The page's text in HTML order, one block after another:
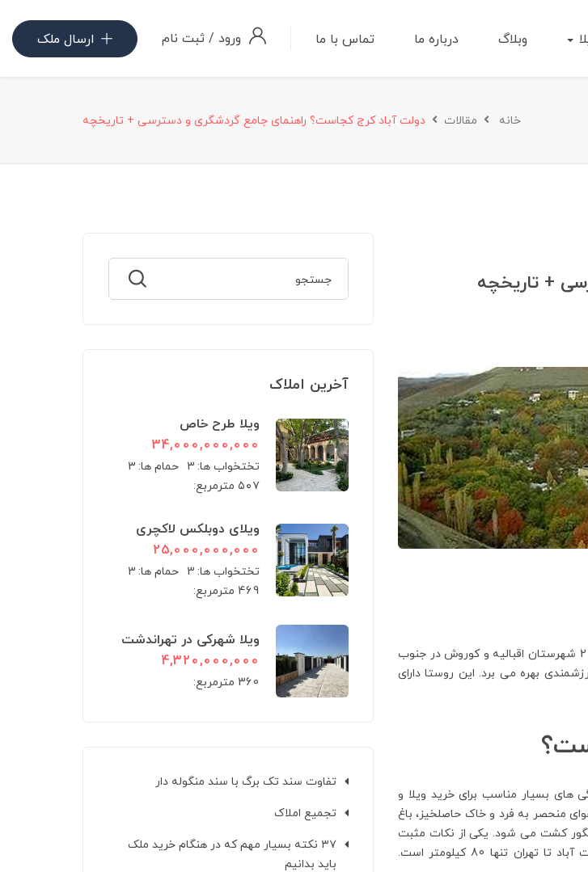
وبلاگ درباره ما تماس با ما ورود /ثبت نام ارسال ملک
خانه مقالات دولت آباد کرج کجاست؟ راهنمای جامع گردشگری و دسترسی + تاریخچه
+ تاریخچه
دولت آباد کرج، روستایی خوش آب و هوا در منطقه سهیلیه کرج. این منطقه در بخش 2 شهرستان اقبالیه و کوروش در جنوب
بهره می برد. این روستا دارای
های بسیار مناسب برای خرید ویلا و
منحصر به فرد و خاک حاصلخیز، باغ
انگور کشت می شود. یکی از نکات مثبت
دولت آباد کرج نزدیکی این منطقه به شهرهای بزرگ تهران و کرج است و فاصله دولت آباد تا تهران تنها 80 کیلومتر است.
آخرین املاک
ویلا طرح خاص
34,000,000,000
تختخواب ها:3 حمام ها:3
۵۰۷ مترمربع:
ویلای دوبلکس لاکچری
25,000,000,000
تختخواب ها:3 حمام ها:3
469 مترمربع:
ویلا شهرکی در تهراندشت
4,320,000,000
360 مترمربع:
تفاوت سند تک برگ با سند منگوله دار
تجمیع املاک
۳۷ نکته بسیار مهم که در هنگام خرید ملک
باید بدانیم